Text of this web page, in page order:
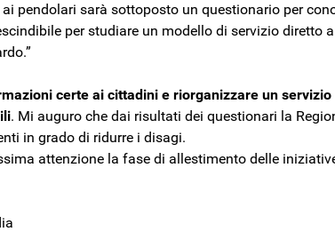
pendolari sarà sottoposto un questionario per
per studiare un modello di servizio diretto
certe ai cittadini e riorganizzare un
. Mi auguro che dai risultati dei questionari la
in grado di ridurre i disagi.
attenzione la fase di allestimento delle